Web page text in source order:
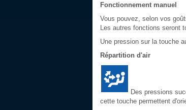
Fonctionnement manuel
Vous pouvez, selon vos
Les autres fonctions seront
Une pression sur la touche
Répartition d'air
Des pressions
cette touche permettent